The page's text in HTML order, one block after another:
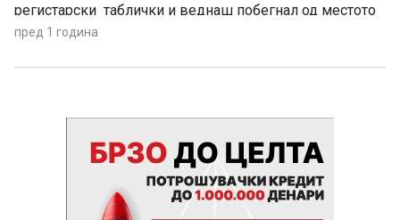
регистарски таблички и веднаш побегнал од местото
н несреќата која се случила синоќа на булеварот
презела мерки за пронаоѓање на мотоциклистот. „По
пред 1 година